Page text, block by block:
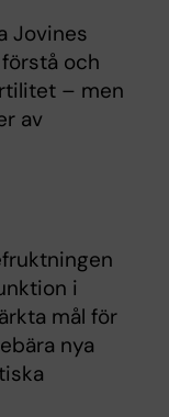
Jovines
och
– men
av
i
mål för
nya